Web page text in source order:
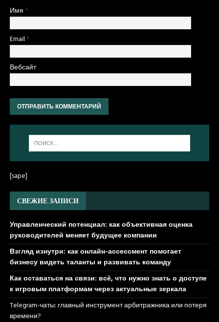
Имя *
Email *
Вебсайт
[sape]
СВЕЖИЕ ЗАПИСИ
Управленческий потенциал: как объективная оценка
руководителей меняет будущее компании
Взгляд изнутри: как онлайн-ассессмент помогает
бизнесу видеть таланты и развивать команду
Как оставаться на связи: всё, что нужно знать о доступе
к игровым платформам через актуальные зеркала
Telegram-чаты: главный инструмент арбитражника или потеря
времени?